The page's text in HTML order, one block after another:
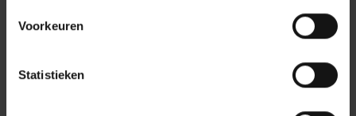
Voorkeuren
Statistieken
Kom je een test afleggen op de VUB
Meld je dan op
, niet op de campus